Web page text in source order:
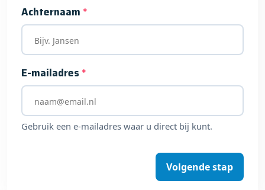
Achternaam *
E-mailadres *
Gebruik een e-mailadres waar u direct bij kunt.
Volgende stap